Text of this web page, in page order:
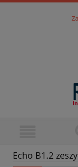
Echo B1.2